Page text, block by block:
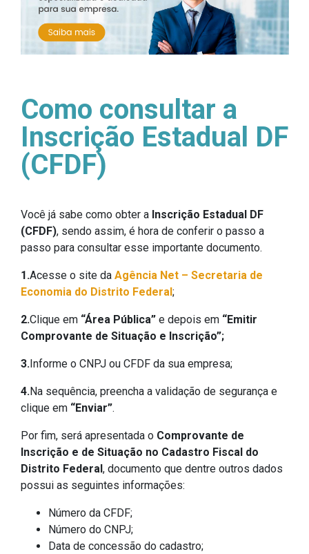
Como consultar a
Inscrição Estadual DF
(CFDF)
Você já sabe como obter a Inscrição Estadual DF
(CFDF), sendo assim, é hora de conferir o passo a
passo para consultar esse importante documento.
1.Acesse o site da Agência Net – Secretaria de
Economia do Distrito Federal ;
2.Clique em “Área Pública” e depois em “Emitir
Comprovante de Situação e Inscrição”;
3. Informe o CNPJ ou CFDF da sua empresa;
4.Na sequência, preencha a validação de segurança e
clique em “Enviar”.
Por fim, será apresentada o Comprovante de
Inscrição e de Situação no Cadastro Fiscal do
Distrito Federal , documento que dentre outros dados
possui as seguintes informações:
Número da CFDF;
Número do CNPJ;
Data de concessão do cadastro;